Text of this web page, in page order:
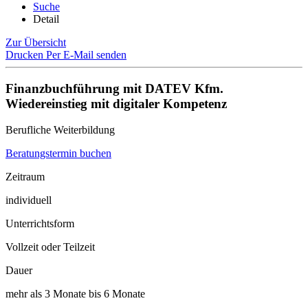
Suche
Detail
Zur Übersicht
Drucken Per E-Mail senden
Finanzbuchführung mit DATEV Kfm.
Wiedereinstieg mit digitaler Kompetenz
Berufliche Weiterbildung
Beratungstermin buchen
Zeitraum
individuell
Unterrichtsform
Vollzeit oder Teilzeit
Dauer
mehr als 3 Monate bis 6 Monate